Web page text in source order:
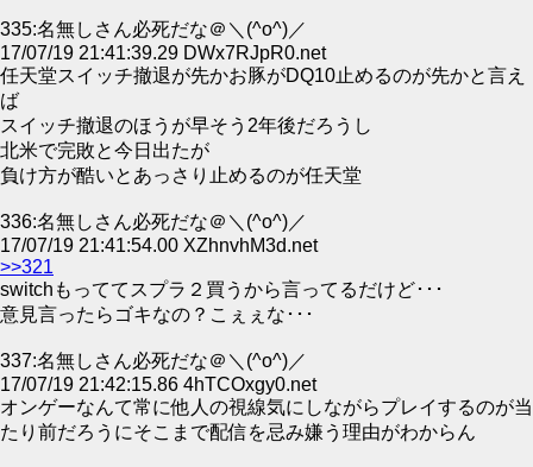
335:名無しさん必死だな＠＼(^o^)／
17/07/19 21:41:39.29 DWx7RJpR0.net
任天堂スイッチ撤退が先かお豚がDQ10止めるのが先かと言え
ば
スイッチ撤退のほうが早そう2年後だろうし
北米で完敗と今日出たが
負け方が酷いとあっさり止めるのが任天堂
336:名無しさん必死だな＠＼(^o^)／
17/07/19 21:41:54.00 XZhnvhM3d.net
>>321
switchもっててスプラ２買うから言ってるだけど･･･
意見言ったらゴキなの？こぇぇな･･･
337:名無しさん必死だな＠＼(^o^)／
17/07/19 21:42:15.86 4hTCOxgy0.net
オンゲーなんて常に他人の視線気にしながらプレイするのが当
たり前だろうにそこまで配信を忌み嫌う理由がわからん